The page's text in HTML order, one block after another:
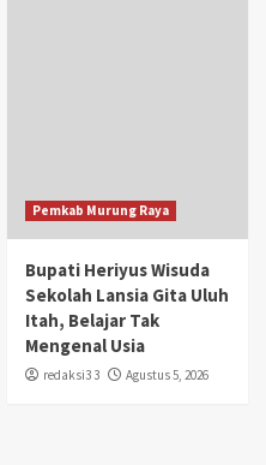
Pemkab Murung Raya
Bupati Heriyus Wisuda
Sekolah Lansia Gita Uluh
Itah, Belajar Tak
Mengenal Usia
redaksi3 3 Agustus 5, 2026